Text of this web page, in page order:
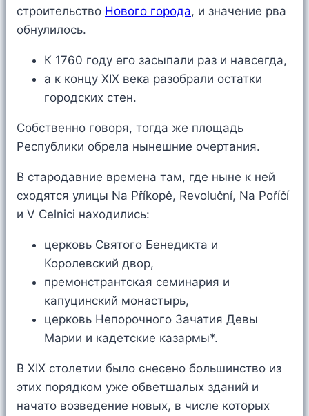
строительство Нового города, и значение рва
обнулилось.
К 1760 году его засыпали раз и навсегда,
а к концу XIX века разобрали остатки
городских стен.
Собственно говоря, тогда же площадь
Республики обрела нынешние очертания.
В стародавние времена там, где ныне к ней
сходятся улицы Na Příkopě, Revoluční, Na Poříčí
и V Celnici находились:
церковь Святого Бенедикта и
Королевский двор,
премонстрантская семинария и
капуцинский монастырь,
церковь Непорочного Зачатия Девы
Марии и кадетские казармы*.
В XIX столетии было снесено большинство из
этих порядком уже обветшалых зданий и
начато возведение новых, в числе которых